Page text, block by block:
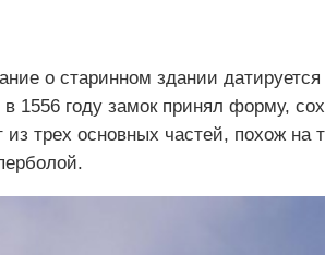
о старинном здании
в 1556 году замок принял форму,
из трех основных частей, похож на